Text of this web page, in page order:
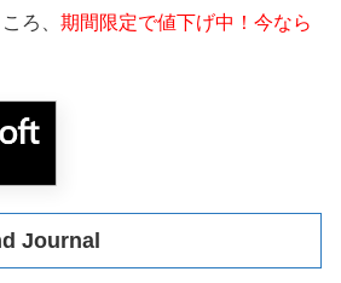
ろ、 期間限定で値下げ中！今なら
Journal